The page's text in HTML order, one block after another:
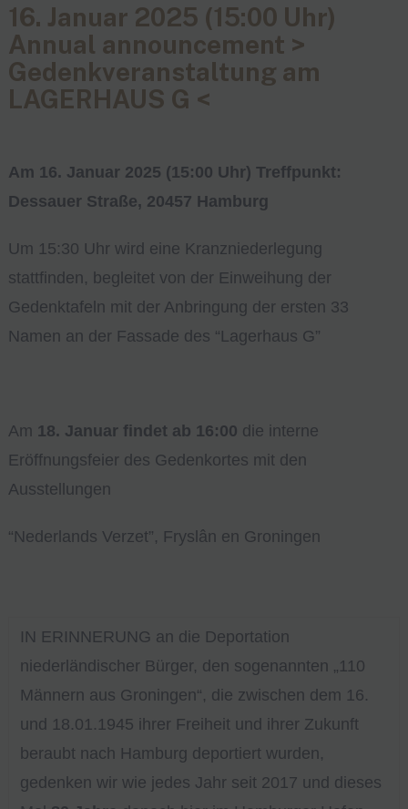
16. Januar 2025 (15:00 Uhr)
Annual announcement >
Gedenkveranstaltung am
LAGERHAUS G <
Am 16. Januar 2025 (15:00 Uhr) Treffpunkt:
Dessauer Straße, 20457 Hamburg
Um 15:30 Uhr wird eine Kranzniederlegung
stattfinden, begleitet von der Einweihung der
Gedenktafeln mit der Anbringung der ersten 33
Namen an der Fassade des “Lagerhaus G”
Am 18. Januar findet ab 16:00 die interne
Eröffnungsfeier des Gedenkortes mit den
Ausstellungen
“Nederlands Verzet”, Fryslân en Groningen
IN ERINNERUNG an die Deportation
niederländischer Bürger, den sogenannten „110
Männern aus Groningen“, die zwischen dem 16.
und 18.01.1945 ihrer Freiheit und ihrer Zukunft
beraubt nach Hamburg deportiert wurden,
gedenken wir wie jedes Jahr seit 2017 und dieses